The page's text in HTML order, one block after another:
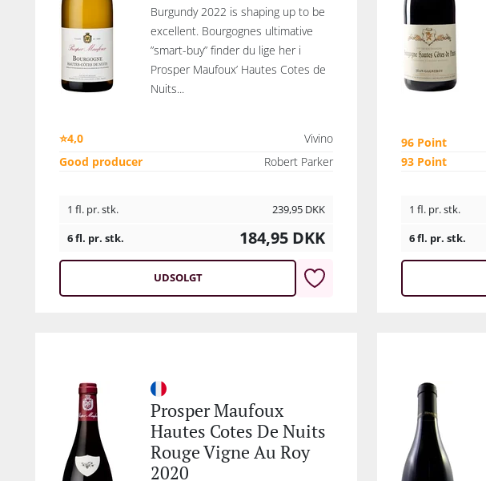
Burgundy 2022 is shaping up to be
excellent. Bourgognes ultimative
”smart-buy” finder du lige her i
Prosper Maufoux’ Hautes Cotes de
Nuits...
⭐4,0
Vivino
Good producer
Robert Parker
1 fl. pr. stk. 239,95 DKK
6 fl. pr. stk.
184,95 DKK
UDSOLGT
96 Point
93 Point
1 fl. pr. stk.
6 fl. pr. stk.
Prosper Maufoux
Hautes Cotes De Nuits
Rouge Vigne Au Roy
2020